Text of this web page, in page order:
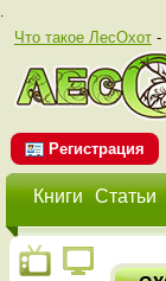
.
Что такое ЛесОхот-
Регистрация
Книги Статьи